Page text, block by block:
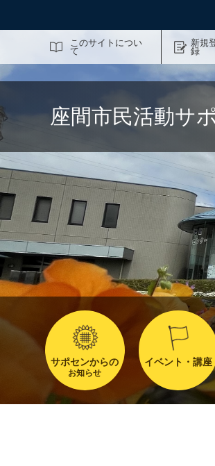
このサイトについ
て
新規
録
座間市民活動サ
サポセンからの
お知らせ
イベント・講座